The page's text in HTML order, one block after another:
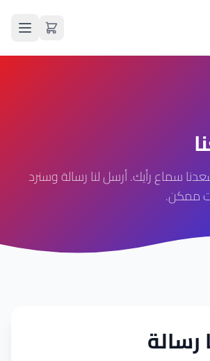
سماع رأيك. أرسل لنا رسالة وسنرد
ممكن.
رسالة